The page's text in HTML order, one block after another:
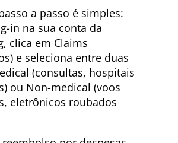
a passo é simples:
in na sua conta da
clica em Claims
e seleciona entre duas
(consultas, hospitais
ou Non-medical (voos
eletrônicos roubados